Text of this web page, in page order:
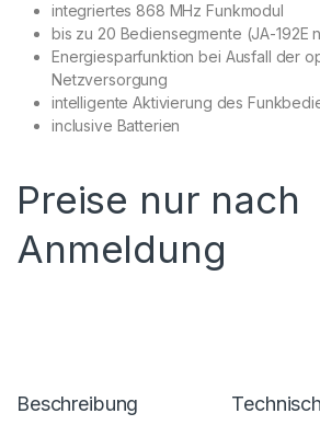
integriertes 868 MHz Funkmodul
bis zu 20 Bediensegmente (JA-192E
Energiesparfunktion bei Ausfall der
Netzversorgung
intelligente Aktivierung des
inclusive Batterien
Preise nur nach
Anmeldung
Beschreibung